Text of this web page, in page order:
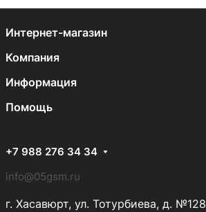
Интернет-магазин
Компания
Информация
Помощь
+7 988 276 34 34
info@05gsm.ru
г. Хасавюрт, ул. Тотурбиева, д. №128